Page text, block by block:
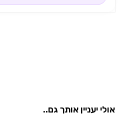
אולי יעניין אותך גם..